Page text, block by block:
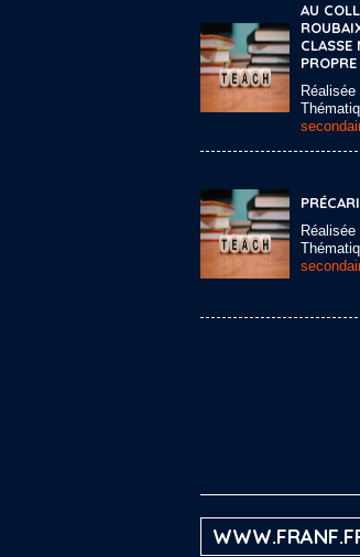
AU
CLASSE
Réalisée
Réalisée